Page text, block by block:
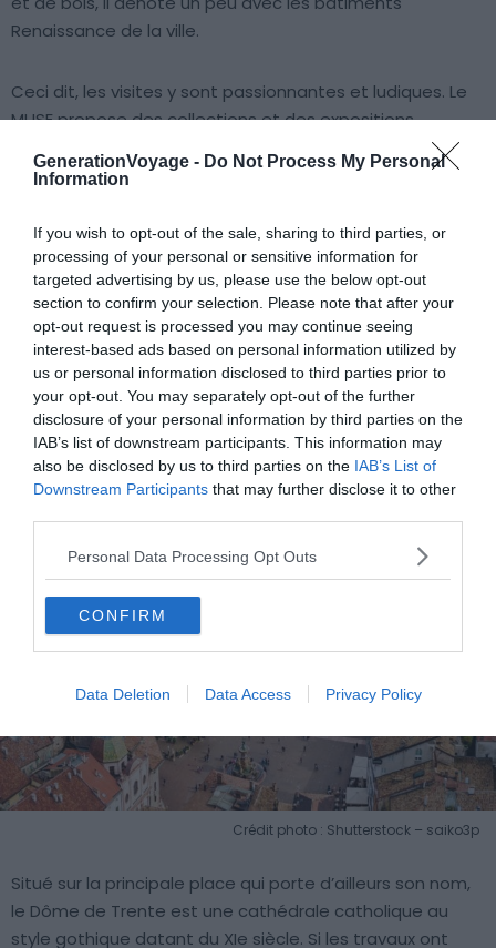
GenerationVoyage - Do Not Process My Personal
Information
If you wish to opt-out of the sale, sharing to third parties, or
processing of your personal or sensitive information for
targeted advertising by us, please use the below opt-out
section to confirm your selection. Please note that after your
opt-out request is processed you may continue seeing
interest-based ads based on personal information utilized by
us or personal information disclosed to third parties prior to
your opt-out. You may separately opt-out of the further
disclosure of your personal information by third parties on the
IAB’s list of downstream participants. This information may
also be disclosed by us to third parties on the IAB’s List of
Downstream Participants that may further disclose it to other
Personal Data Processing Opt Outs
CONFIRM
Data Deletion Data Access Privacy Policy
Renaissance de la ville.
Ceci dit, les visites y sont passionnantes et ludiques. Le
MUSE propose des collections et des expositions
temporaires et permanentes afin de découvrir toute la
science, du monde animal au monde végétal en passant
D’ailleurs, le musée propose des activités et des ateliers
originaux en plus de pouvoir accueillir les enfants jusqu’à
5 ans dans une aire qui leur est dédiée. C’est donc une
façon ludique de visiter Trente avec toute la famille en
apprenant des choses !
7. Le Dôme de Trente
Crédit photo : Shutterstock – saiko3p
Situé sur la principale place qui porte d’ailleurs son nom,
le Dôme de Trente est une cathédrale catholique au
style gothique datant du XIe siècle. Si les travaux ont